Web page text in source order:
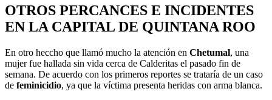
OTROS PERCANCES E INCIDENTES
EN LA CAPITAL DE QUINTANA ROO
En otro heccho que llamó mucho la atención en Chetumal, una
mujer fue hallada sin vida cerca de Calderitas el pasado fin de
semana. De acuerdo con los primeros reportes se trataría de un caso
de feminicidio, ya que la víctima presenta heridas con arma blanca.